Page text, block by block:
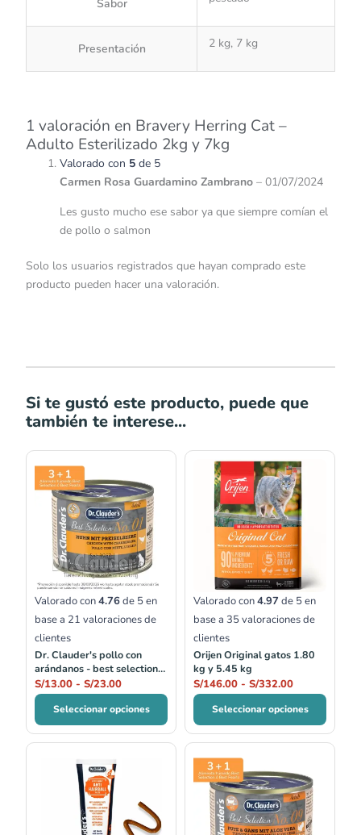
Sabor
Presentación 2 kg, 7 kg
1 valoración en Bravery Herring Cat –
Adulto Esterilizado 2kg y 7kg
Valorado con 5 de 5
Carmen Rosa Guardamino Zambrano – 01/07/2024
Les gusto mucho ese sabor ya que siempre comían el
de pollo o salmon
Solo los usuarios registrados que hayan comprado este
producto pueden hacer una valoración.
Si te gustó este producto, puede que
también te interese...
Valorado con4.76de 5 en
base a 21 valoraciones de
clientes
Dr. Clauder's pollo con
arándanos - best selection
no.01
S/13.00 - S/23.00
de
precios:
desde
S/13.00
hasta
S/23.00
Seleccionar opciones
Valorado con4.97 de 5 en
base a 35valoraciones de
clientes
Orijen Original gatos 1.80
kg y 5.45 kg
S/146.00 - S/332.00
Rango
de
precios:
desde
hasta
S/332.00
Seleccionar opciones
de
precios:
desde
S/13.00